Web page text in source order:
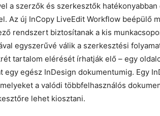
a szerzők és szerkesztők
Az új InCopy LiveEdit Workflow beépülő
rendszert biztosítanak a kis
egyszerűvé válik a szerkesztési
tartalom elérését írhatják elő – egy
egy egész InDesign dokumentumig. Egy
a valódi többfelhasználós
lehet kiosztani.